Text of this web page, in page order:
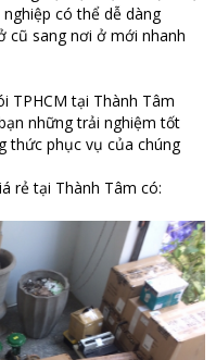
có thể dễ dàng
cũ sang nơi ở mới nhanh
TPHCM tại Thành Tâm
những trải nghiệm tốt
thức phục vụ của chúng
rẻ tại Thành Tâm có: